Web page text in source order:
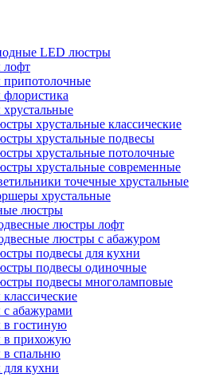
LED люстры
хрустальные классические
хрустальные подвесы
хрустальные потолочные
хрустальные современные
точечные хрустальные
хрустальные
люстры
люстры лофт
люстры с абажуром
подвесы для кухни
подвесы одиночные
подвесы многоламповые
абажурами
гостиную
прихожую
спальню
кухни